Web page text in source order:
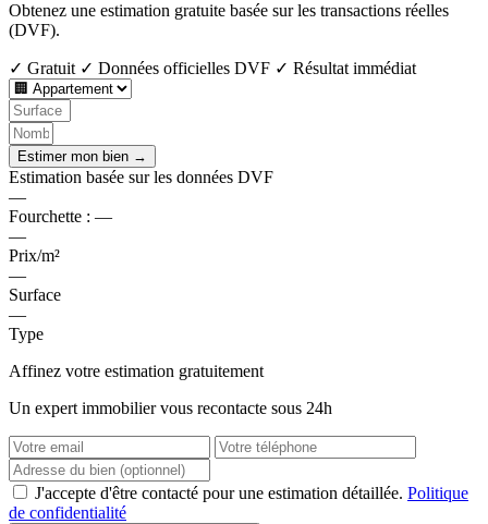
Obtenez une estimation gratuite basée sur les transactions réelles
(DVF).
✓ Gratuit ✓ Données officielles DVF ✓ Résultat immédiat
Estimer mon bien →
Estimation basée sur les données DVF
—
Fourchette : —
—
Prix/m²
—
Surface
—
Type
Affinez votre estimation gratuitement
Un expert immobilier vous recontacte sous 24h
J'accepte d'être contacté pour une estimation détaillée. Politique
de confidentialité